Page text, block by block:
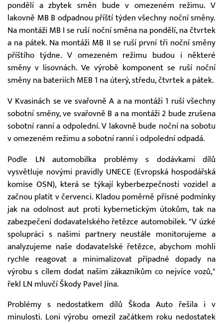
pondělí a zbytek směn bude v omezeném režimu. V
lakovně MB B odpadnou příští týden všechny noční směny.
Na montáži MB I se ruší noční směna na pondělí, na čtvrtek
a na pátek. Na montáži MB II se ruší první tři noční směny
příštího týdne. V omezeném režimu budou i některé
směny v lisovnách. Ve výrobě komponent se ruší noční
směny na bateriích MEB 1 na úterý, středu, čtvrtek a pátek.
V Kvasinách se ve svařovně A a na montáži 1 ruší všechny
sobotní směny, ve svařovně B a na montáži 2 bude zrušena
sobotní ranní a odpolední. V lakovně bude noční na sobotu
v omezeném režimu a sobotní ranní i odpolední odpadá.
Podle LN automobilka problémy s dodávkami dílů
vysvětluje novými pravidly UNECE (Evropská hospodářská
komise OSN), která se týkají kyberbezpečnosti vozidel a
začnou platit v červenci. Kladou poměrně přísné podmínky
jak na odolnost aut proti kybernetickým útokům, tak na
zabezpečení dodavatelského řetězce automobilek. "V úzké
spolupráci s našimi partnery neustále monitorujeme a
analyzujeme naše dodavatelské řetězce, abychom mohli
rychle reagovat a minimalizovat případné dopady na
výrobu s cílem dodat našim zákazníkům co nejvíce vozů,"
řekl LN mluvčí Škody Pavel Jína.
Problémy s nedostatkem dílů Škoda Auto řešila i v
minulosti. Loni výrobu omezil začátkem roku nedostatek